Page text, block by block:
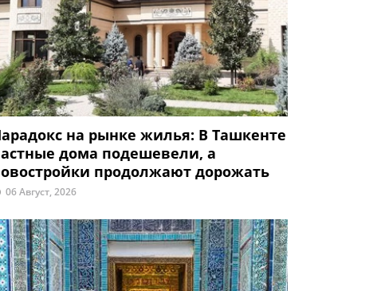
на рынке жилья: В Ташкенте
дома подешевели, а
продолжают дорожать
06 Август, 2026